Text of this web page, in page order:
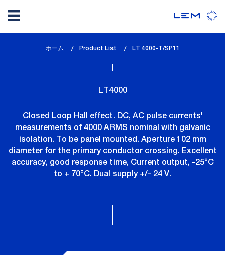
ホーム Product List
lem_current_page
LT 4000-T/SP11
LT4000
Closed Loop Hall effect. DC, AC pulse currents'
measurements of 4000 ARMS nominal with galvanic
isolation. To be panel mounted. Aperture 102 mm
diameter for the primary conductor crossing. Excellent
accuracy, good response time, Current output, -25°C
to + 70°C. Dual supply +/- 24 V.